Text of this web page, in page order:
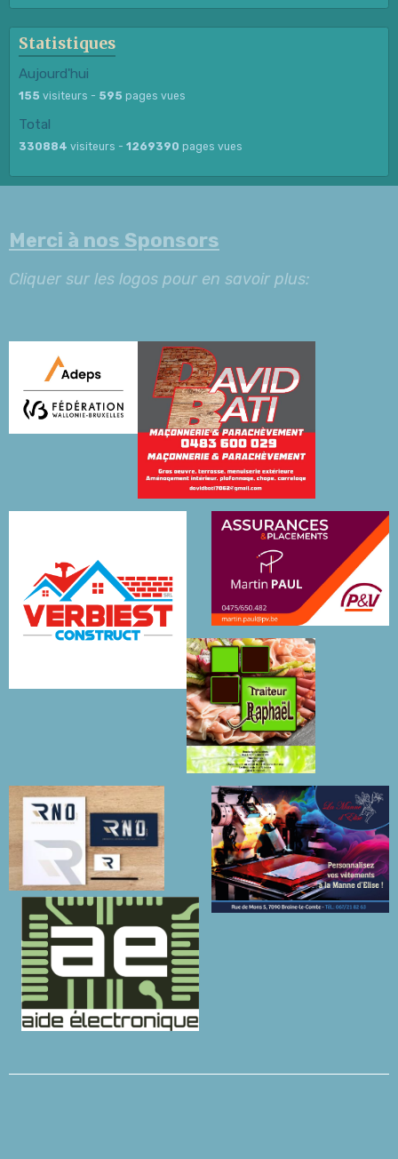
Statistiques
Aujourd'hui
155 visiteurs - 595 pages vues
Total
330884 visiteurs - 1269390 pages vues
Merci à nos Sponsors
Cliquer sur les logos pour en savoir plus: